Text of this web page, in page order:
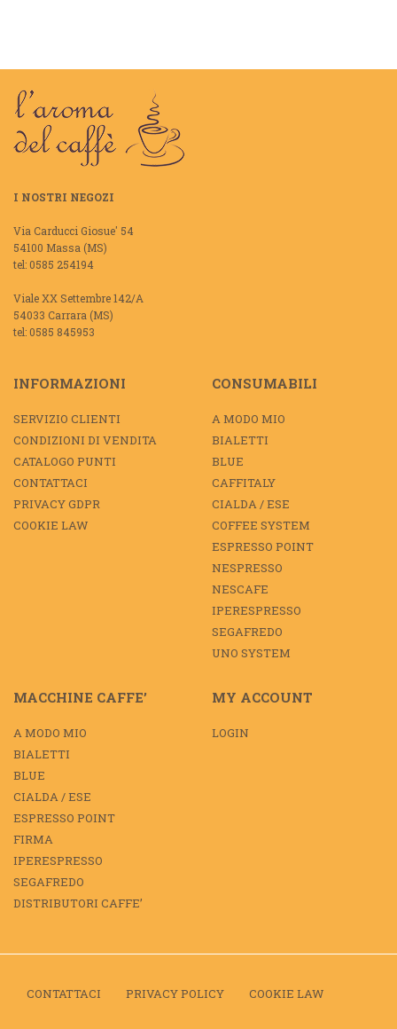
I NOSTRI NEGOZI
Via Carducci Giosue' 54
54100 Massa (MS)
tel: 0585 254194
Viale XX Settembre 142/A
54033 Carrara (MS)
tel: 0585 845953
INFORMAZIONI
SERVIZIO CLIENTI
CONDIZIONI DI VENDITA
CATALOGO PUNTI
CONTATTACI
PRIVACY GDPR
COOKIE LAW
CONSUMABILI
A MODO MIO
BIALETTI
BLUE
CAFFITALY
CIALDA / ESE
COFFEE SYSTEM
ESPRESSO POINT
NESPRESSO
NESCAFE
IPERESPRESSO
SEGAFREDO
UNO SYSTEM
MACCHINE CAFFE’
A MODO MIO
BIALETTI
BLUE
CIALDA / ESE
ESPRESSO POINT
FIRMA
IPERESPRESSO
SEGAFREDO
DISTRIBUTORI CAFFE’
MY ACCOUNT
LOGIN
CONTATTACI PRIVACY POLICY COOKIE LAW